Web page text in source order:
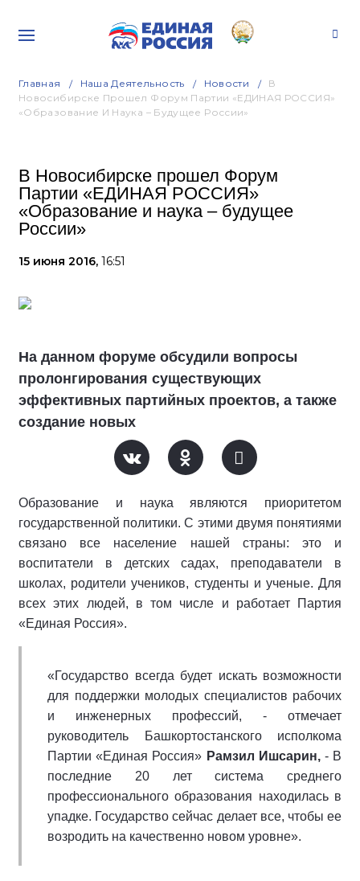
Главная Наша Деятельность Новости
В
Новосибирске Прошел Форум Партии «ЕДИНАЯ РОССИЯ»
«Образование И Наука – Будущее России»
В Новосибирске прошел Форум
Партии «ЕДИНАЯ РОССИЯ»
«Образование и наука – будущее
России»
15 июня 2016, 16:51
На данном форуме обсудили вопросы
пролонгирования существующих
эффективных партийных проектов, а также
создание новых
Образование и наука являются приоритетом
государственной политики. С этими двумя понятиями
связано все население нашей страны: это и
воспитатели в детских садах, преподаватели в
школах, родители учеников, студенты и ученые. Для
всех этих людей, в том числе и работает Партия
«Единая Россия».
«Государство всегда будет искать возможности
для поддержки молодых специалистов рабочих
и инженерных профессий, - отмечает
руководитель Башкортостанского исполкома
Партии «Единая Россия» Рамзил Ишсарин,- В
последние 20 лет система среднего
профессионального образования находилась в
упадке. Государство сейчас делает все, чтобы ее
возродить на качественно новом уровне».